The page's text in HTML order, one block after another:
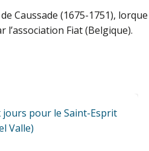
Caussade (1675-1751),
Fiat (Belgique).